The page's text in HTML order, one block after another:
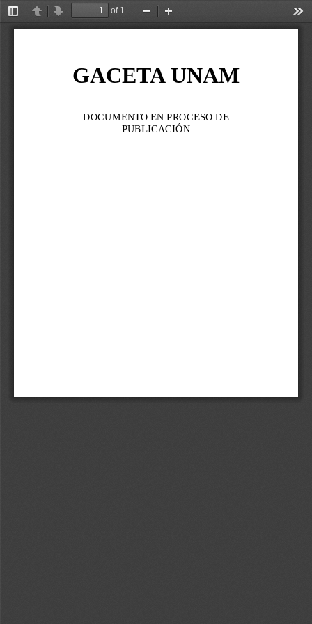
Toggle
Sidebar
PreviousNext
of 1
Zoom
Out
In
GACETA UNAM
DOCUMENTO EN PROCESO DE
PUBLICACIÓN